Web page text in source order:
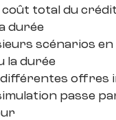
coût total du
durée
scénarios
la durée
offres
passe